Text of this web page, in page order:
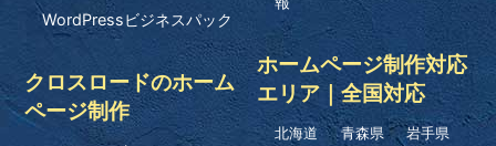
WordPressビジネスパック
クロスロードのホーム
ページ制作
ホームページ制作対応
エリア｜全国対応
北海道 青森県
岩手県